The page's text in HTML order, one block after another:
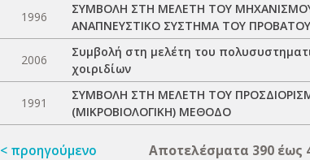
1996
ΣΥΜΒΟΛΗ ΣΤΗ ΜΕΛΕΤΗ ΤΟΥ
ΑΝΑΠΝΕΥΣΤΙΚΟ ΣΥΣΤΗΜΑ ΤΟΥ
2006
Συμβολή στη μελέτη του
χοιριδίων
1991
ΣΥΜΒΟΛΗ ΣΤΗ ΜΕΛΕΤΗ ΤΟΥ
(ΜΙΚΡΟΒΙΟΛΟΓΙΚΗ) ΜΕΘΟΔΟ
< προηγούμενο Αποτελέσματα 390 έως